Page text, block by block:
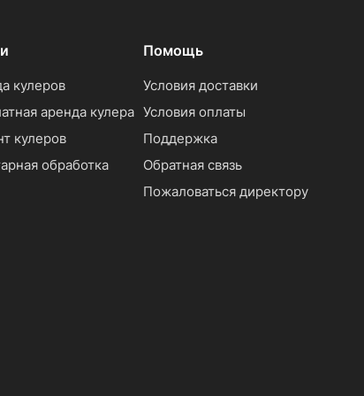
кулеров
аренда кулера
кулеров
обработка
Помощь
Условия доставки
Условия оплаты
Поддержка
Обратная связь
Пожаловаться директору